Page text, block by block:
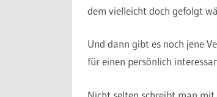
dem vielleicht doch gefolgt
Und dann gibt es noch jene
für einen persönlich